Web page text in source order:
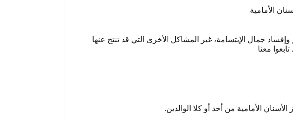
الأمامية
جمال الإبتسامة، غير المشاكل الأخرى التي قد تنتج عنها
معنا
الأمامية من أحد أو كلا الوالدين.